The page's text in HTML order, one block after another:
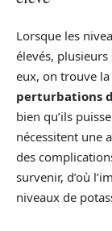
Lorsque les
élevés,
eux, on trouve la
perturbations
bien qu’ils
nécessitent une
des
survenir, d’où
niveaux de